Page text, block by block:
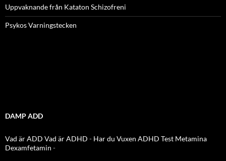
Uppvaknande från Kataton Schizofreni
Psykos Varningstecken
DAMP ADD
Vad är ADD Vad är ADHD - Har du Vuxen ADHD Test Metamina
Dexamfetamin -